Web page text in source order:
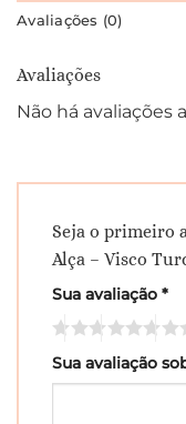
Avaliações (0)
Avaliações
Não há avaliações
Seja o primeiro
Alça – Visco
Sua avaliação *
Sua avaliação